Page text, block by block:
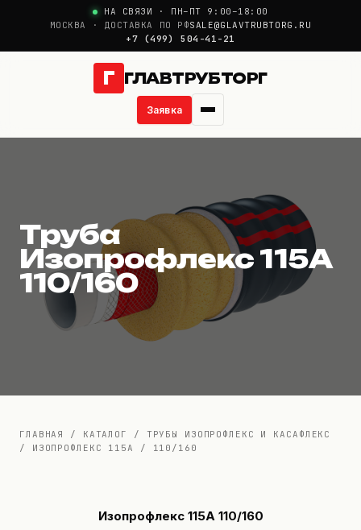
НА СВЯЗИ · ПН–ПТ 9:00–18:00
МОСКВА · ДОСТАВКА ПО РФSALE@GLAVTRUBTORG.RU
+7 (499) 504-41-21
Г ГЛАВТРУБТОРГ
Продукция
Услуги
Заявка
Труба
Изопрофлекс 115А
110/160
ГЛАВНАЯ / КАТАЛОГ / ТРУБЫ ИЗОПРОФЛЕКС И КАСАФЛЕКС
/ ИЗОПРОФЛЕКС 115А / 110/160
Изопрофлекс 115А 110/160